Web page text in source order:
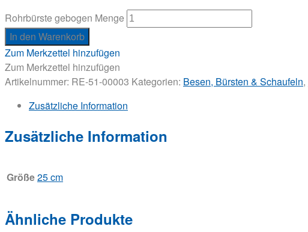
Rohrbürste gebogen Menge
In den Warenkorb
Zum Merkzettel hinzufügen
Zum Merkzettel hinzufügen
Artikelnummer: RE-51-00003 Kategorien: Besen, Bürsten & Schaufeln,
Zusätzliche Information
Zusätzliche Information
Größe25 cm
Ähnliche Produkte